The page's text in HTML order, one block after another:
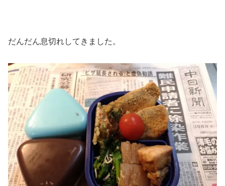
だんだん息切れしてきました。